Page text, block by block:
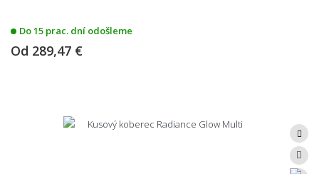
Do 15 prac. dní odošleme
Od 289,47 €